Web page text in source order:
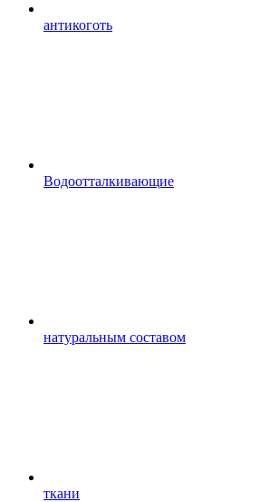
антикоготь
Водоотталкивающие
натуральным составом
ткани